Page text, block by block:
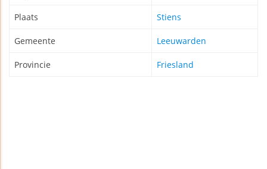
Plaats Stiens
Gemeente Leeuwarden
Provincie Friesland